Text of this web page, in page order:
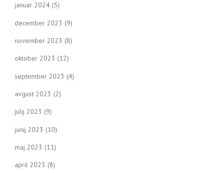
januar 2024 (5)
december 2023 (9)
november 2023 (8)
oktober 2023 (12)
september 2023 (4)
avgust 2023 (2)
julij 2023 (9)
junij 2023 (10)
maj 2023 (11)
april 2023 (8)